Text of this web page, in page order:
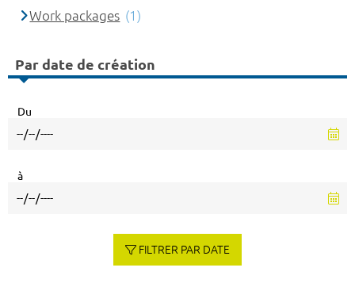
Work packages (1)
Par date de création
Du
à
FILTRER PAR DATE